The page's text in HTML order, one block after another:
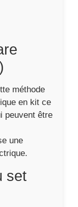
méthode
en kit ce
peuvent être
une
set